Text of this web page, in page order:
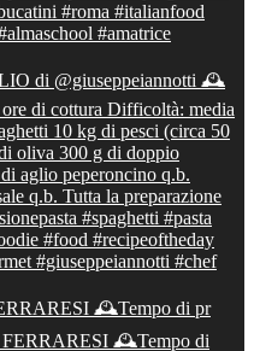
🕰Tempo di pr